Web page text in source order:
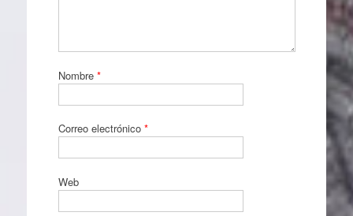
Nombre *
Correo electrónico *
Web